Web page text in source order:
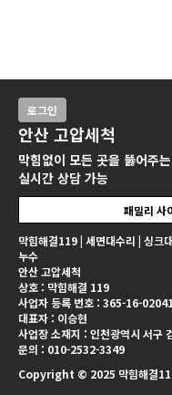
막힘해결119 | 세면대수리 | 싱크
누수
안산 고압세척
상호 : 막힘해결 119
사업자 등록 번호 : 365-16-02041
대표자 : 이승현
사업장 소재지 : 인천광역시 서구
문의 : 010-2532-3349
Copyright © 2025 막힘해결
로그인
안산 고압세척
막힘없이 모든 곳을 뚫어주
실시간 상담 가능
패밀리 사